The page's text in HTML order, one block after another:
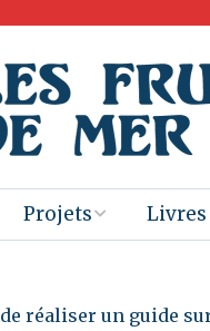
Projets Livres
réaliser un guide